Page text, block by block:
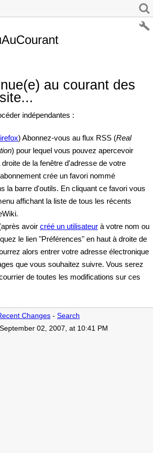
au courant des
indépendantes :
) Abonnez-vous au flux RSS (Real
) pour lequel vous pouvez apercevoir
de la fenêtre d'adresse de votre
crée un favori nommé
la barre d'outils. En cliquant ce favori vous
affichant la liste de tous les récents
avoir créé un utilisateur à votre nom ou
le lien "Préférences" en haut à droite de
alors entrer votre adresse électronique
que vous souhaitez suivre. Vous serez
de toutes les modifications sur ces
Changes - Search
02, 2007, at 10:41 PM